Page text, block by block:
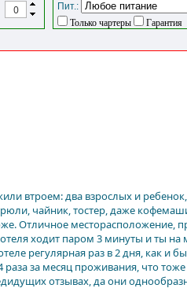
Пит.:
Только чартеры
Гарантия
втроем: два взрослых и
чайник, тостер, даже
Отличное месторасположение,
ходит паром 3 минуты и ты на
регулярная раз в 2 дня, как и
за месяц проживания, что
отзывах, да они